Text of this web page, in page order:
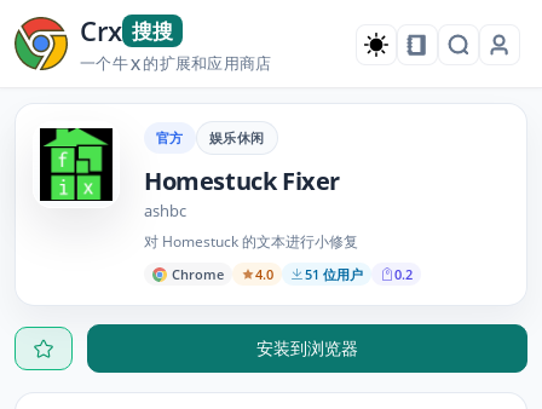
Crx 搜搜
一个牛X的扩展和应用商店
官方 娱乐休闲
Homestuck Fixer
ashbc
对 Homestuck 的文本进行小修复
Chrome 4.0 51 位用户 0.2
安装到浏览器